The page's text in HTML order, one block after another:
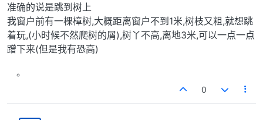
准确的说是跳到树上
我窗户前有一棵樟树,大概距离窗户不到1米,树枝又粗,就想跳
着玩,(小时候不然爬树的屑),树丫不高,离地3米,可以一点一点
蹭下来(但是我有恐高)
0